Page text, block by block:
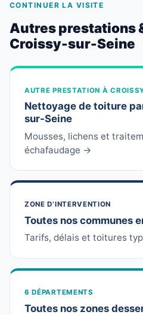
CONTINUER LA VISITE
Autres prestations
Croissy-sur-Seine
AUTRE PRESTATION À
Nettoyage de toiture
sur-Seine
Mousses, lichens et
échafaudage →
ZONE D’INTERVENTION
Toutes nos communes
Tarifs, délais et toitures
6 DÉPARTEMENTS
Toutes nos zones